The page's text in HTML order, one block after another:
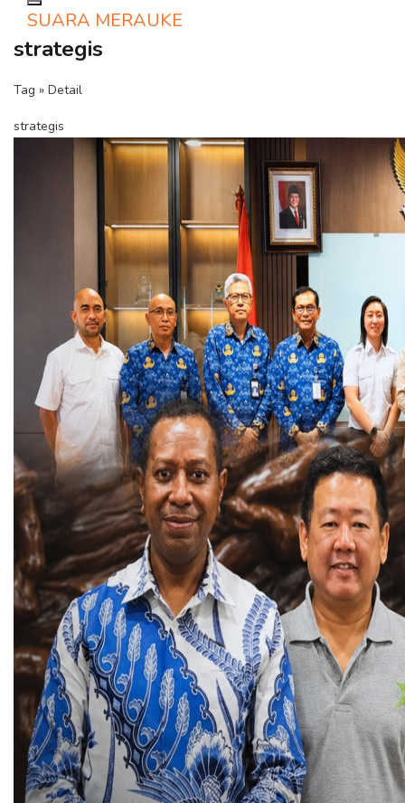
Toggle navigation
SUARA MERAUKE
strategis
Tag » Detail
strategis